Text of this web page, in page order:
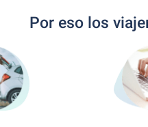
Por eso los